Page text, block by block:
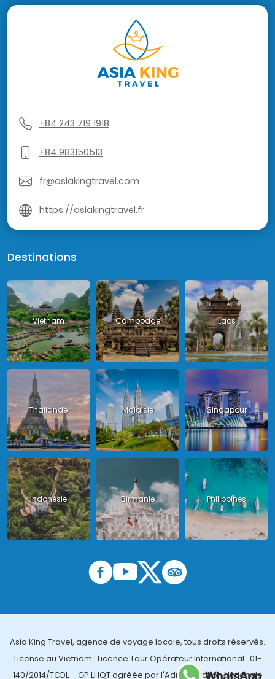
+84 243 719 1918
+84 983150513
fr@asiakingtravel.com
https://asiakingtravel.fr
Destinations
Vietnam Cambodge Laos
Thailande Malaisie Singapour
Indonésie Birmanie Philippines
Asia King Travel, agence de voyage locale, tous droits réservés.
License au Vietnam : Licence Tour Opérateur International : 01-
140/2014/TCDL – GP LHQT agréée par l'Administration Nationale